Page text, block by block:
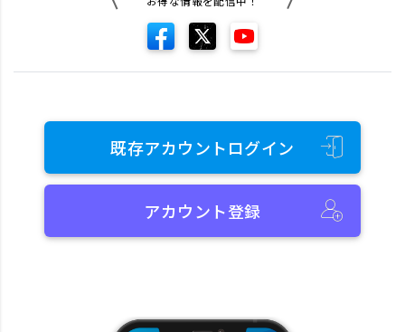
既存アカウントログイン
アカウント登録